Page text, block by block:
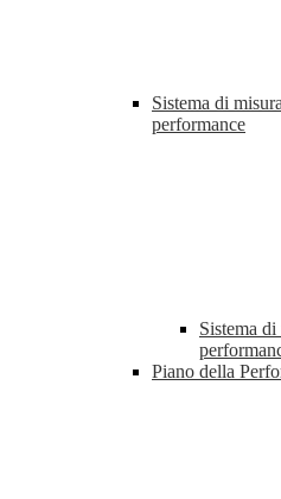
Sistema di
performance
Sistema
Piano della